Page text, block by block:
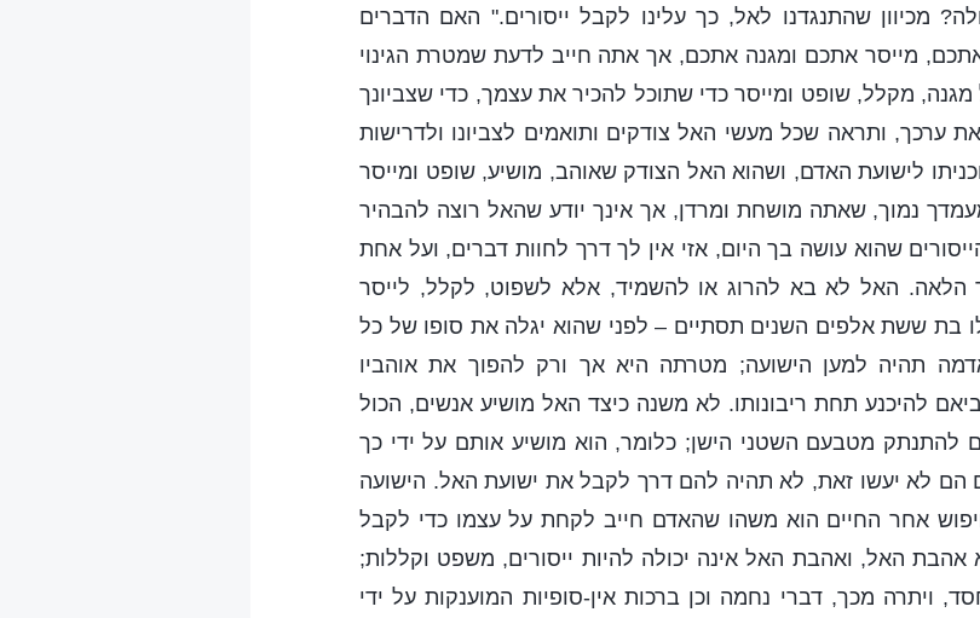
מכיוון שהתנגדנו לאל, כך עלינו לקבל ייסורים." האם הדברים
מייסר אתכם ומגנה אתכם, אך אתה חייב לדעת שמטרת הגינוי
מקלל, שופט ומייסר כדי שתוכל להכיר את עצמך, כדי שצביונך
ערכך, ותראה שכל מעשי האל צודקים ותואמים לצביונו ולדרישות
לישועת האדם, ושהוא האל הצודק שאוהב, מושיע, שופט ומייסר
נמוך, שאתה מושחת ומרדן, אך אינך יודע שהאל רוצה להבהיר
שהוא עושה בך היום, אזי אין לך דרך לחוות דברים, ועל אחת
הלאה. האל לא בא להרוג או להשמיד, אלא לשפוט, לקלל, לייסר
בת ששת אלפים השנים תסתיים – לפני שהוא יגלה את סופו של כל
תהיה למען הישועה; מטרתה היא אך ורק להפוך את אוהביו
להיכנע תחת ריבונותו. לא משנה כיצד האל מושיע אנשים, הכול
להתנתק מטבעם השטני הישן; כלומר, הוא מושיע אותם על ידי כך
הם לא יעשו זאת, לא תהיה להם דרך לקבל את ישועת האל. הישועה
אחר החיים הוא משהו שהאדם חייב לקחת על עצמו כדי לקבל
אהבת האל, ואהבת האל אינה יכולה להיות ייסורים, משפט וקללות;
ויתרה מכך, דברי נחמה וכן ברכות אין-סופיות המוענקות על ידי